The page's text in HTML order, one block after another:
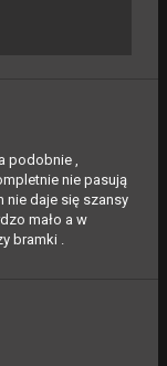
podobnie ,
nie pasują
nie daje się szansy
mało a w
bramki .